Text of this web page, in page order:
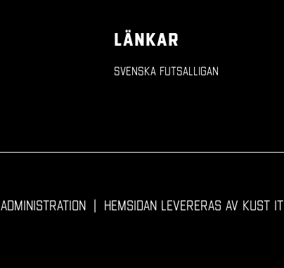
LÄNKAR
Svenska Futsalligan
Administration Hemsidan levereras av Kust IT